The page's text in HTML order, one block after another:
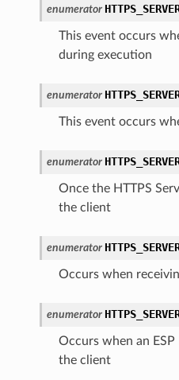
enumerator
This event occurs
during execution
enumerator
This event occurs
enumerator
Once the HTTPS
the client
enumerator
Occurs when
enumerator
Occurs when an
the client